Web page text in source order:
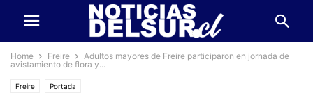
Home Freire
Adultos mayores de Freire participaron en jornada de
avistamiento de flora y...
Freire Portada